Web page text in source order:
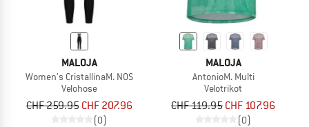
MALOJA
Women's CristallinaM. NOS
Velohose
CHF 259.95 CHF 207.96
(0)
MALOJA
AntonioM. Multi
Velotrikot
CHF 119.95 CHF 107.96
(0)